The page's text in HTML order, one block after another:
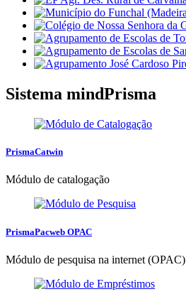
Sistema mindPrisma
PrismaCatwin
Módulo de catalogação
PrismaPacweb OPAC
Módulo de pesquisa na internet (OPAC)